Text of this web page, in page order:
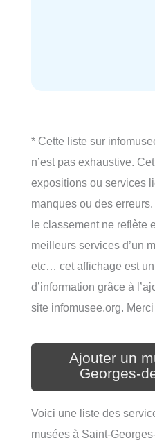
* Cette liste sur
n’est pas exhaustive.
expositions ou services
manques ou des
le classement ne reflète
meilleurs services d’un
etc… cet affichage est
d’information grâce à
site infomusee.org.
Ajouter un
Georges-
Voici une liste des
musées à Saint-